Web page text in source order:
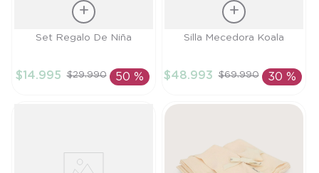
Talla
AÑADIR AL
Set Regalo De Niña
$14.995 $29.990 50 %
TallaSilla Mecedora Koala
$48.993 $69.990 30 %